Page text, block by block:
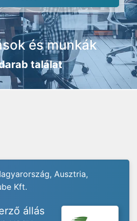
és munkák
találat
Ausztria,
Kft.
állás